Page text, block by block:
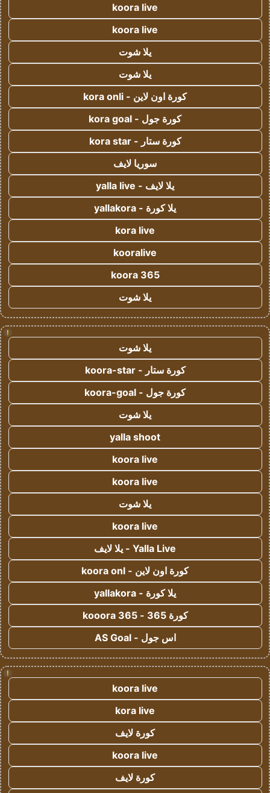
koora live
koora live
يلا شوت
يلا شوت
كورة اون لاين - kora onli
كورة جول - kora goal
كورة ستار - kora star
سوريا لايف
يلا لايف - yalla live
يلا كورة - yallakora
kora live
kooralive
koora 365
يلا شوت
!
يلا شوت
كورة ستار - koora-star
كورة جول - koora-goal
يلا شوت
yalla shoot
koora live
koora live
يلا شوت
koora live
Yalla Live - يلا لايف
كورة اون لاين - koora onl
يلا كورة - yallakora
كورة 365 - kooora 365
اس جول - AS Goal
!
koora live
kora live
كورة لايف
koora live
كورة لايف